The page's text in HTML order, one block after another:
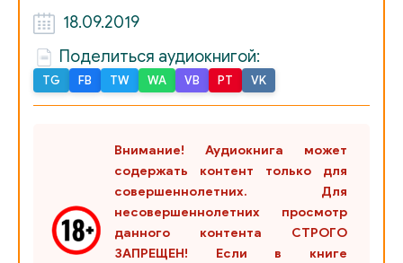
0030
0031
0032
0035
0036
18.09.2019
Поделиться аудиокнигой:
TG FB TW WA VB PT VK
Внимание! Аудиокнига может
содержать контент только для
совершеннолетних. Для
несовершеннолетних просмотр
данного контента СТРОГО
ЗАПРЕЩЕН! Если в книге